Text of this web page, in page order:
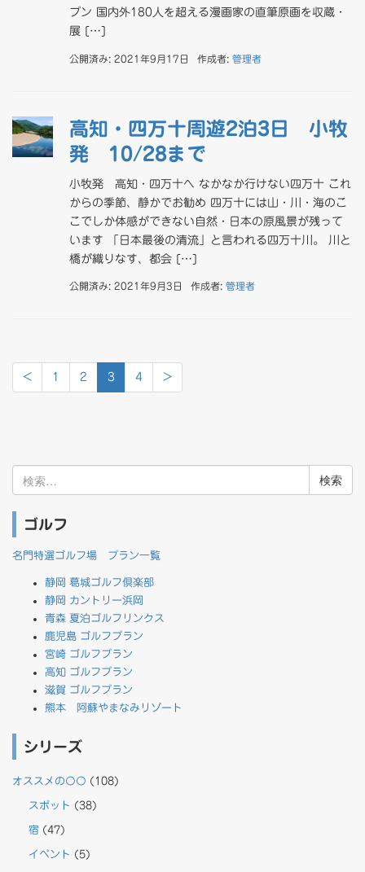
プン 国内外180人を超える漫画家の直筆原画を収蔵・
展 […]
公開済み: 2021年9月17日 作成者: 管理者
高知・四万十周遊2泊3日 小牧
発 10/28まで
小牧発 高知・四万十へ なかなか行けない四万十 これ
からの季節、静かでお勧め 四万十には山・川・海のこ
こでしか体感ができない自然・日本の原風景が残って
います 「日本最後の清流」と言われる四万十川。 川と
橋が織りなす、都会 […]
公開済み: 2021年9月3日 作成者: 管理者
< 1 2 3 4 >
検
索:
ゴルフ
名門特選ゴルフ場 プラン一覧
静岡 葛城ゴルフ倶楽部
静岡 カントリー浜岡
青森 夏泊ゴルフリンクス
鹿児島 ゴルフプラン
宮崎 ゴルフプラン
高知 ゴルフプラン
滋賀 ゴルフプラン
熊本 阿蘇やまなみリゾート
シリーズ
オススメの〇〇 (108)
スポット (38)
宿(47)
イベント (5)